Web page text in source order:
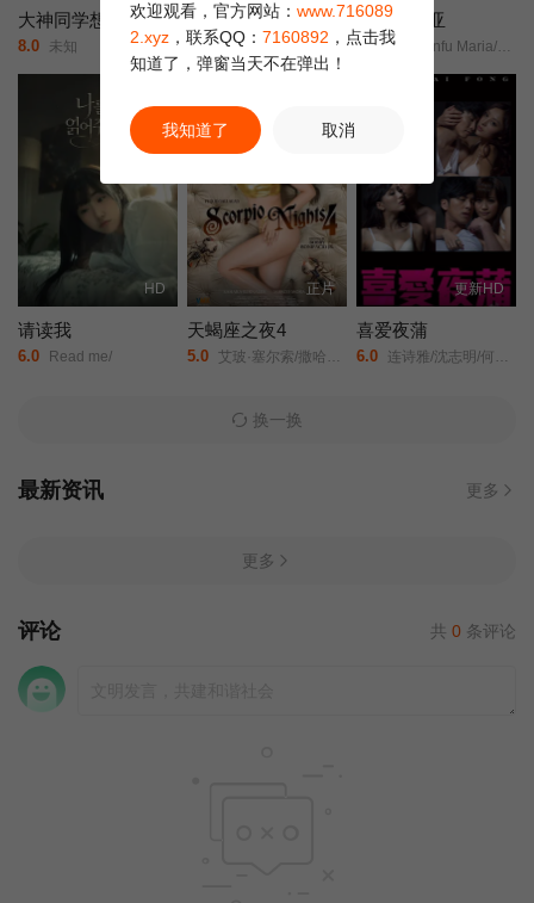
大神同学想要被吃掉
8.0 未知
白衣天使的故事：下流的行为
6.0 Hakui monogatari: okasu!/Story of White Coat: Indecent Acts/白衣物語/淫す！/
新宿玛利亚
6.0 Baishunfu Maria/Shinjuku Maria/
HD
请读我
6.0 Read me/
正片
天蝎座之夜4
5.0 艾玻·塞尔索/撒哈拉·伯纳莱斯/阿尔比·卡西诺/Marco Mora/
更新HD
喜爱夜蒲
6.0 连诗雅/沈志明/何佩瑜/陈柏宇/
换一换
最新资讯 更多
更多
评论 共 0 条评论
欢迎观看，官方网站： www.716089
2.xyz ，联系QQ： 7160892 ，点击我
知道了，弹窗当天不在弹出！
我知道了 取消